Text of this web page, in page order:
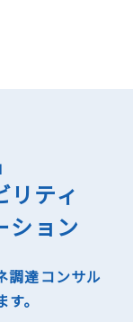
リティ
ション
調達コンサル
。